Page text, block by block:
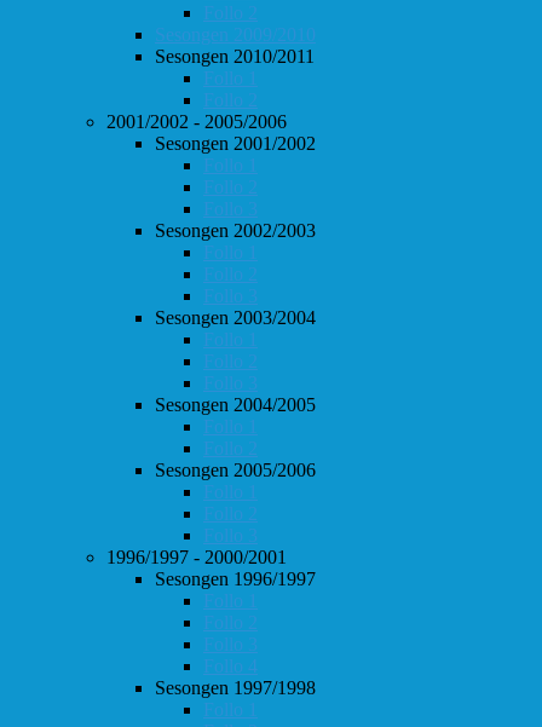
Follo 2
Sesongen 2009/2010
Sesongen 2010/2011
Follo 1
Follo 2
2001/2002 - 2005/2006
Sesongen 2001/2002
Follo 1
Follo 2
Follo 3
Sesongen 2002/2003
Follo 1
Follo 2
Follo 3
Sesongen 2003/2004
Follo 1
Follo 2
Follo 3
Sesongen 2004/2005
Follo 1
Follo 2
Sesongen 2005/2006
Follo 1
Follo 2
Follo 3
1996/1997 - 2000/2001
Sesongen 1996/1997
Follo 1
Follo 2
Follo 3
Follo 4
Sesongen 1997/1998
Follo 1